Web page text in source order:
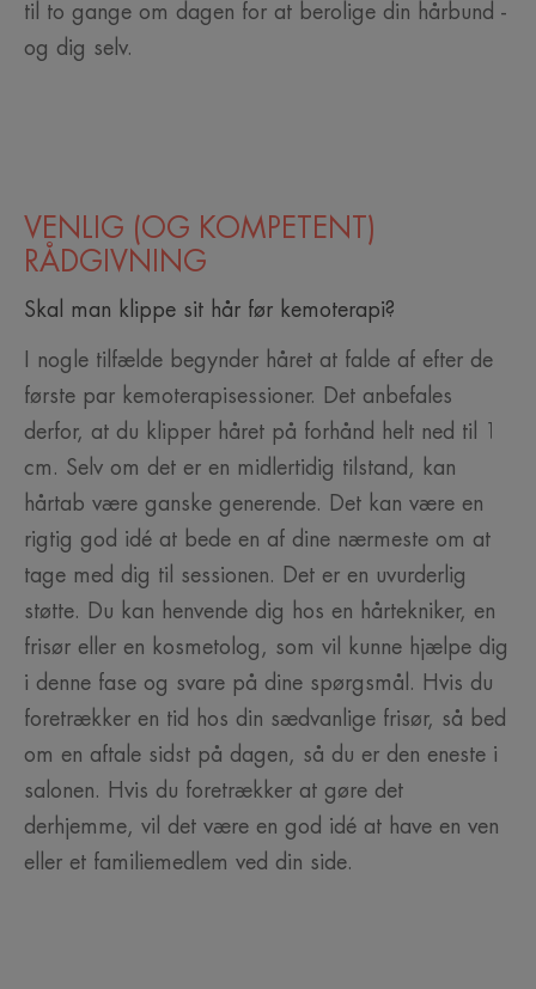
til to gange om dagen for at berolige din hårbund -
og dig selv.
VENLIG (OG KOMPETENT)
RÅDGIVNING
Skal man klippe sit hår før kemoterapi?
I nogle tilfælde begynder håret at falde af efter de
første par kemoterapisessioner. Det anbefales
derfor, at du klipper håret på forhånd helt ned til 1
cm. Selv om det er en midlertidig tilstand, kan
hårtab være ganske generende. Det kan være en
rigtig god idé at bede en af dine nærmeste om at
tage med dig til sessionen. Det er en uvurderlig
støtte. Du kan henvende dig hos en hårtekniker, en
frisør eller en kosmetolog, som vil kunne hjælpe dig
i denne fase og svare på dine spørgsmål. Hvis du
foretrækker en tid hos din sædvanlige frisør, så bed
om en aftale sidst på dagen, så du er den eneste i
salonen. Hvis du foretrækker at gøre det
derhjemme, vil det være en god idé at have en ven
eller et familiemedlem ved din side.